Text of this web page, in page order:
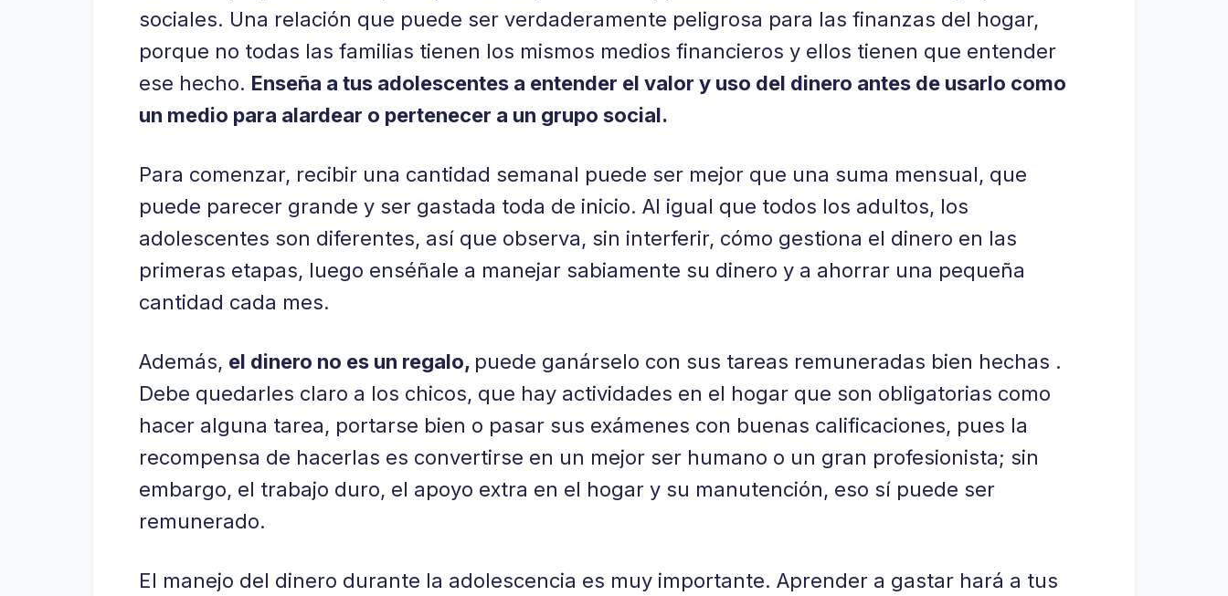
sociales. Una relación que puede ser verdaderamente peligrosa para las finanzas del hogar,
porque no todas las familias tienen los mismos medios financieros y ellos tienen que entender
ese hecho. Enseña a tus adolescentes a entender el valor y uso del dinero antes de usarlo como
un medio para alardear o pertenecer a un grupo social.
Para comenzar, recibir una cantidad semanal puede ser mejor que una suma mensual, que
puede parecer grande y ser gastada toda de inicio. Al igual que todos los adultos, los
adolescentes son diferentes, así que observa, sin interferir, cómo gestiona el dinero en las
primeras etapas, luego enséñale a manejar sabiamente su dinero y a ahorrar una pequeña
cantidad cada mes.
Además, el dinero no es un regalo, puede ganárselo con sus tareas remuneradas bien hechas .
Debe quedarles claro a los chicos, que hay actividades en el hogar que son obligatorias como
hacer alguna tarea, portarse bien o pasar sus exámenes con buenas calificaciones, pues la
recompensa de hacerlas es convertirse en un mejor ser humano o un gran profesionista; sin
embargo, el trabajo duro, el apoyo extra en el hogar y su manutención, eso sí puede ser
remunerado.
El manejo del dinero durante la adolescencia es muy importante. Aprender a gastar hará a tus